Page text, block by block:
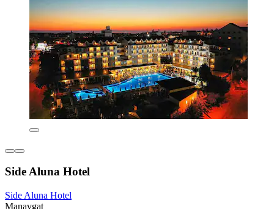
Side Aluna Hotel
Side Aluna Hotel
Manavgat